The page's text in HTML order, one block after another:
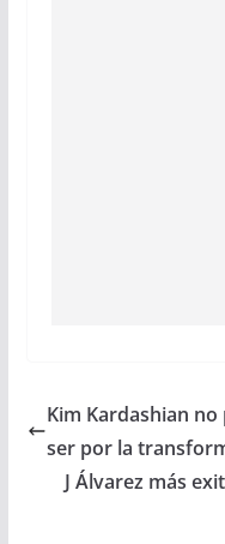
Kim Kardashian
ser por la
J Álvarez más